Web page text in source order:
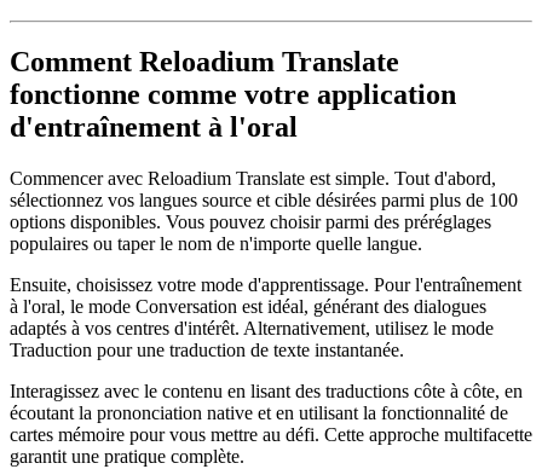
Comment Reloadium Translate
fonctionne comme votre application
d'entraînement à l'oral
Commencer avec Reloadium Translate est simple. Tout d'abord,
sélectionnez vos langues source et cible désirées parmi plus de 100
options disponibles. Vous pouvez choisir parmi des préréglages
populaires ou taper le nom de n'importe quelle langue.
Ensuite, choisissez votre mode d'apprentissage. Pour l'entraînement
à l'oral, le mode Conversation est idéal, générant des dialogues
adaptés à vos centres d'intérêt. Alternativement, utilisez le mode
Traduction pour une traduction de texte instantanée.
Interagissez avec le contenu en lisant des traductions côte à côte, en
écoutant la prononciation native et en utilisant la fonctionnalité de
cartes mémoire pour vous mettre au défi. Cette approche multifacette
garantit une pratique complète.